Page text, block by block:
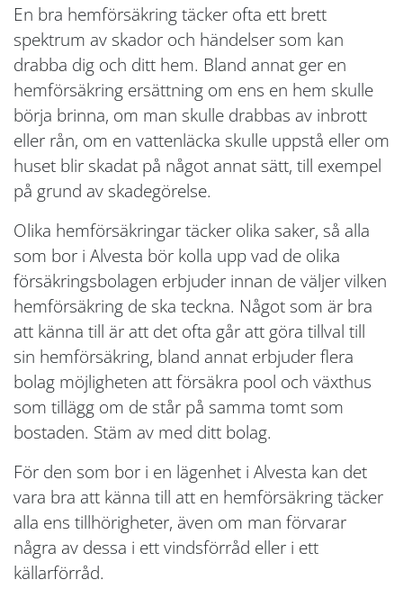
En bra hemförsäkring täcker ofta ett brett
spektrum av skador och händelser som kan
drabba dig och ditt hem. Bland annat ger en
hemförsäkring ersättning om ens en hem skulle
börja brinna, om man skulle drabbas av inbrott
eller rån, om en vattenläcka skulle uppstå eller om
huset blir skadat på något annat sätt, till exempel
på grund av skadegörelse.
Olika hemförsäkringar täcker olika saker, så alla
som bor i Alvesta bör kolla upp vad de olika
försäkringsbolagen erbjuder innan de väljer vilken
hemförsäkring de ska teckna. Något som är bra
att känna till är att det ofta går att göra tillval till
sin hemförsäkring, bland annat erbjuder flera
bolag möjligheten att försäkra pool och växthus
som tillägg om de står på samma tomt som
bostaden. Stäm av med ditt bolag.
För den som bor i en lägenhet i Alvesta kan det
vara bra att känna till att en hemförsäkring täcker
alla ens tillhörigheter, även om man förvarar
några av dessa i ett vindsförråd eller i ett
källarförråd.